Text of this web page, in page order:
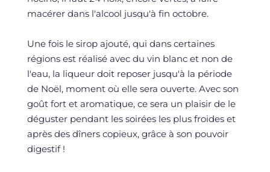
macérer dans l'alcool jusqu'à fin octobre.
Une fois le sirop ajouté, qui dans certaines
régions est réalisé avec du vin blanc et non de
l'eau, la liqueur doit reposer jusqu'à la période
de Noël, moment où elle sera ouverte. Avec son
goût fort et aromatique, ce sera un plaisir de le
déguster pendant les soirées les plus froides et
après des dîners copieux, grâce à son pouvoir
digestif !